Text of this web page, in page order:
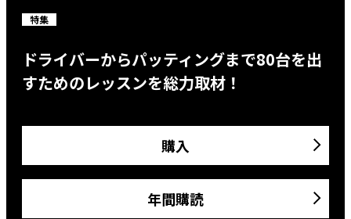
特集
ドライバーからパッティングまで80台を出
すためのレッスンを総力取材！
購入
年間購読